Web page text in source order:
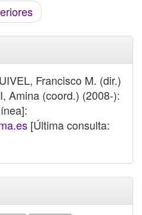
Francisco M. (dir.)
Amina (coord.) (2008-):
[Última consulta: